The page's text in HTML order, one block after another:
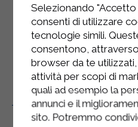
individui
stato di salute.
Prodotti
Selezionando
consenti di utilizzare
tecnologie simili.
consentono,
browser da te
attività per scopi di
quali ad esempio la
annunci e il
sito. Potremmo